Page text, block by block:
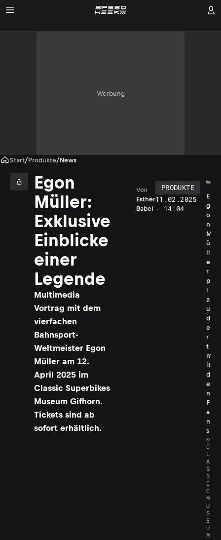
Werbung
Start/Produkte/News
Egon
Müller:
Exklusive
Einblicke
einer
Legende
Multimedia
Vortrag mit dem
vierfachen
Bahnsport-
Weltmeister Egon
Müller am 12.
April 2025 im
Classic Superbikes
Museum Gifhorn.
Tickets sind ab
sofort erhältlich.
Esther
Babel
Von
PRODUKTE
11.02.2025
- 14:04
E
g
o
n
M
ü
ll
e
r
p
l
a
u
d
e
r
t
m
it
d
e
n
F
a
n
s
©
C
L
A
S
S
I
C
M
U
S
E
U
M